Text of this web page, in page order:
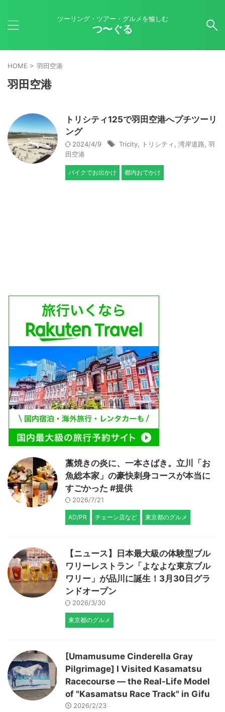
ツーリング・ツアー・グルメを愉しむ
つ〜ぐる
HOME > 羽田空港
羽田空港
トリシティ125で羽田空港へプチツーリ
ング
2024/4/9 Tricity トリシティ 湾岸道路 羽
田空港
バイクでお出かけ 都内おでかけ
藁焼きの炎に、一本さばき。立川「お
魚総本家」の豪快刺身コースが本当に
すごかった #提供
2026/7/21
AD/PR チェーン店など 東京都のグルメ
【ニュース】日本最大級の体験型ブル
ワリーレストラン「よなよな東京ブル
ワリー」が品川に誕生！3月30日グラ
ンドオープン
2026/3/30
東京都のグルメ
[Umamusume Cinderella Gray
Pilgrimage] I Visited Kasamatsu
Racecourse — the Real-Life Model
of "Kasamatsu Race Track" in Gifu
2026/2/23